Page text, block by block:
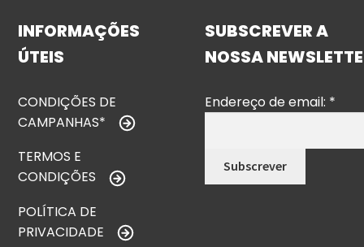
INFORMAÇÕES
ÚTEIS
CONDIÇÕES DE
CAMPANHAS*
TERMOS E
CONDIÇÕES
POLÍTICA DE
PRIVACIDADE
SUBSCREVER A
NOSSA
Endereço de email: *